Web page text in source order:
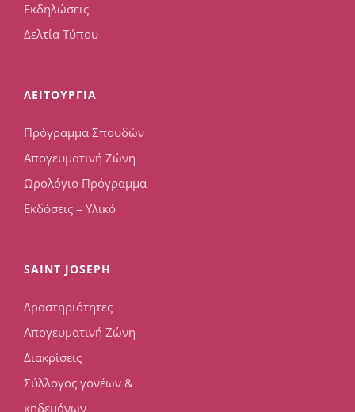
Εκδηλώσεις
Δελτία Τύπου
ΛΕΙΤΟΥΡΓΙΑ
Πρόγραμμα Σπουδών
Απογευματινή Ζώνη
Ωρολόγιο Πρόγραμμα
Εκδόσεις – Υλικό
SAINT JOSEPH
Δραστηριότητες
Απογευματινή Ζώνη
Διακρίσεις
Σύλλογος γονέων &
κηδεμόνων